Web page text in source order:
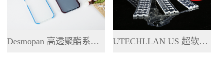
Desmopan 高透聚酯系列 TPU UTECHLLAN US 超软级系列 TPU